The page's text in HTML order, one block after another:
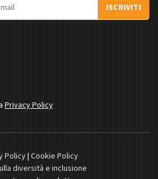
ISCRIVITI
Privacy Policy
Policy| Cookie Policy
diversità e inclusione